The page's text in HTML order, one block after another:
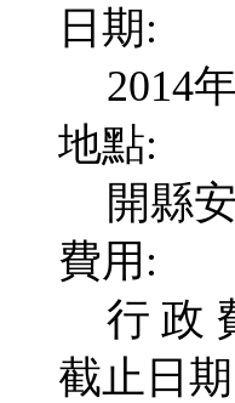
日期:
2014
地點:
開縣
費用:
行 政
截止日